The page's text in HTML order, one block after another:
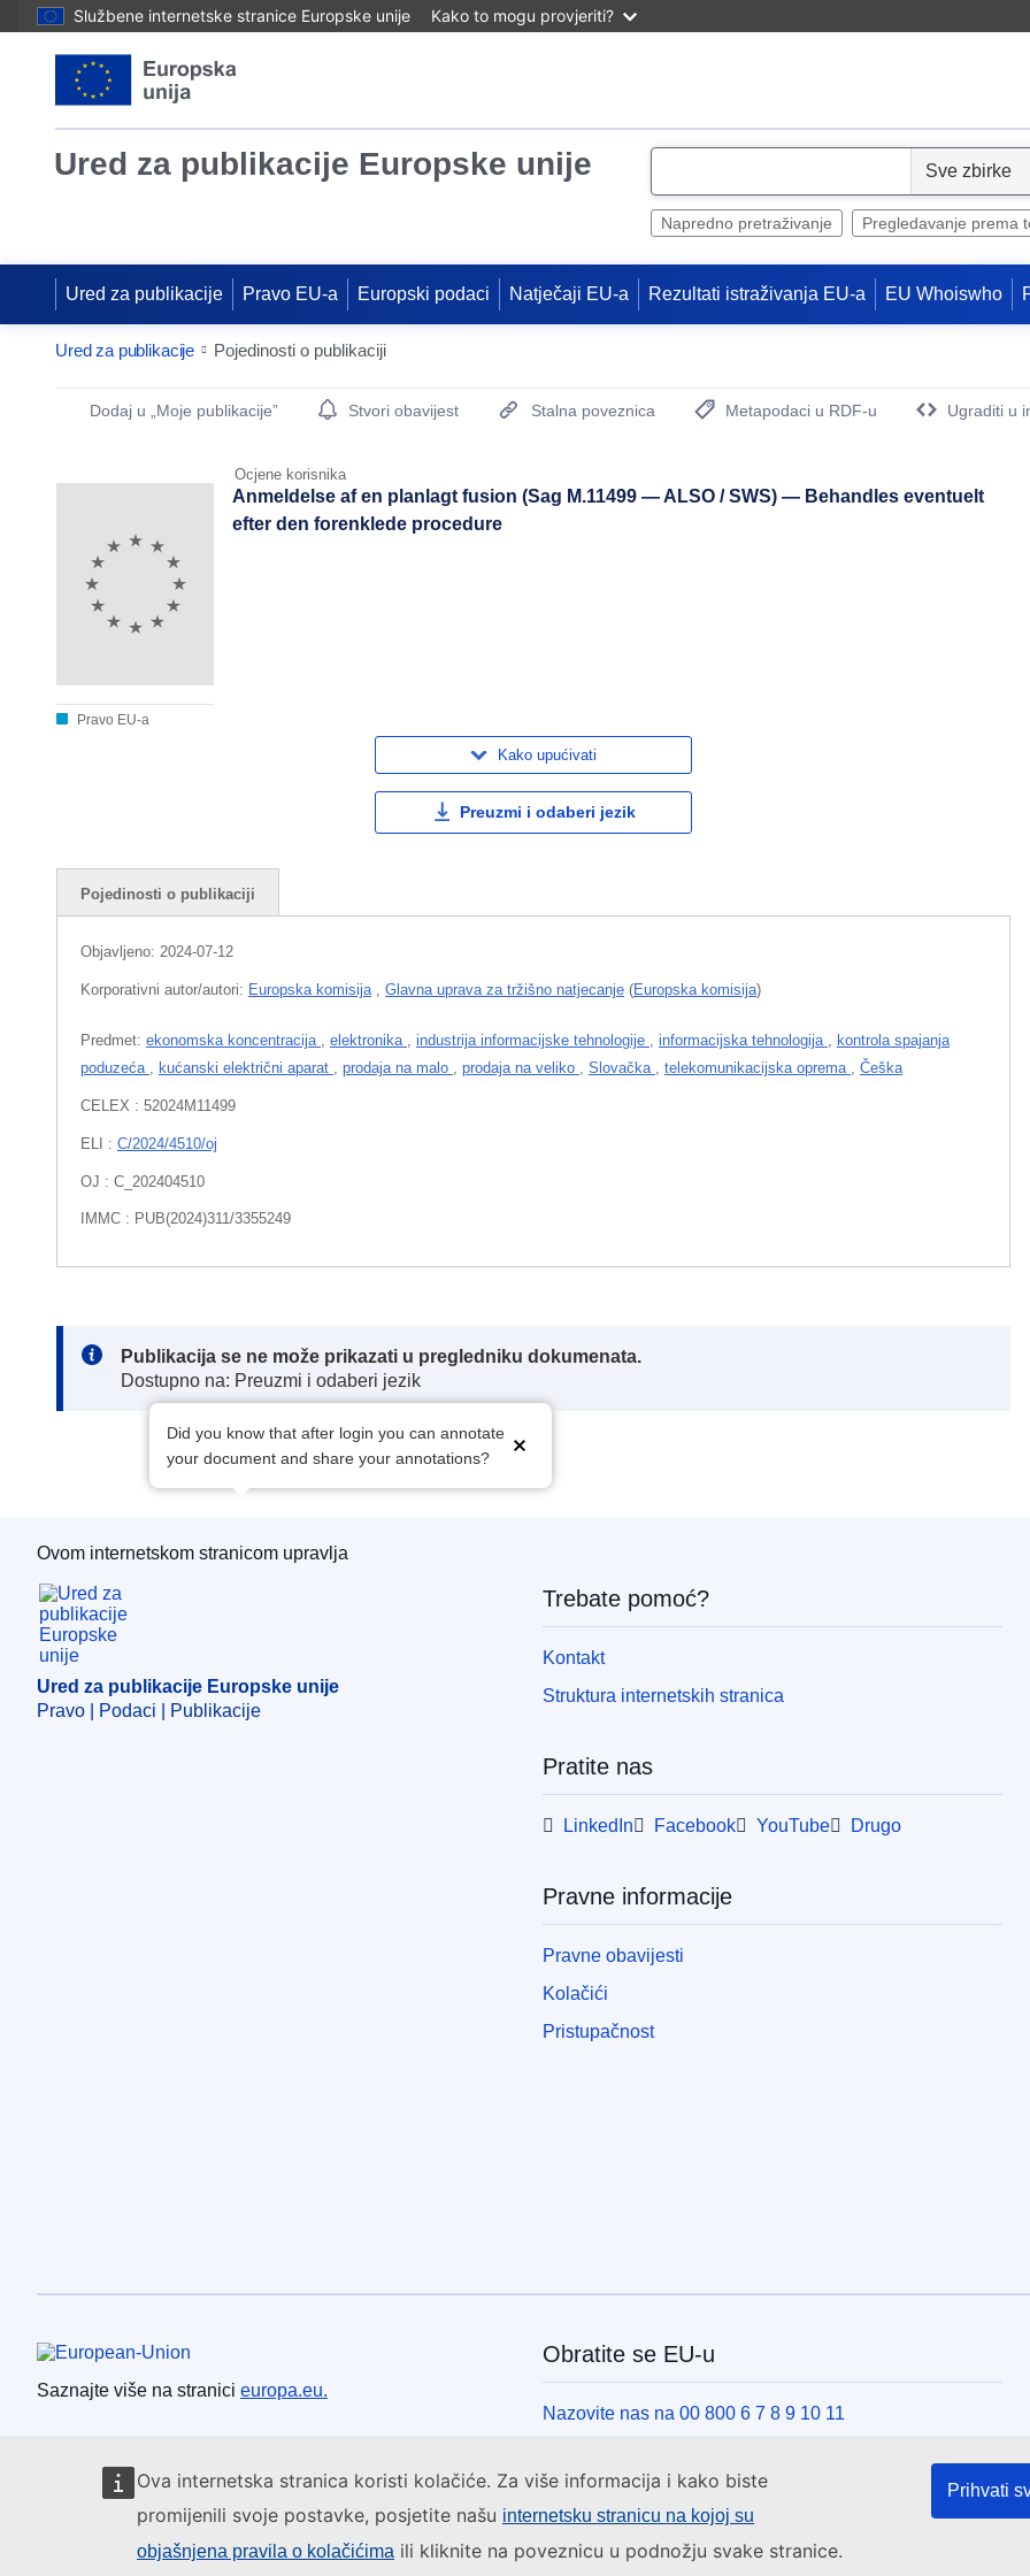
Službene internetske stranice Europske unije Kako to mogu provjeriti?
Ova internetska stranica koristi kolačiće. Za više informacija i kako biste
promijenili svoje postavke, posjetite našu internetsku stranicu na kojoj su
objašnjena pravila o kolačićima ili kliknite na poveznicu u podnožju svake stranice.
Prihvati
Ured za publikacije Europske unije
e
Napredno pretraživanje Pregledavanje prema
Ured za publikacije Pravo EU-a Europski podaci Natječaji EU-a Rezultati istraživanja EU-a EU Whoiswho
Ured za publikacije Pojedinosti o publikaciji
Publication Detail Actions Portlet
Dodaj u „Moje publikacije” Stvori obavijest Stalna poveznica
Metapodaci u RDF-u
Ugraditi u
Ocjene korisnika
Pravo EU-a
Anmeldelse af en planlagt fusion (Sag M.11499 — ALSO / SWS) — Behandles eventuelt
efter den forenklede procedure
Kako upućivati
Preuzmi i odaberi jezik
Pojedinosti o publikaciji
Objavljeno: 2024-07-12
Korporativni autor/autori: Europska komisija Glavna uprava za tržišno natjecanje (Europska komisija)
Predmet: ekonomska koncentracija elektronika industrija informacijske tehnologije informacijska tehnologija
kontrola spajanja
poduzeća
kućanski električni aparat prodaja na malo prodaja na veliko Slovačka telekomunikacijska oprema Češka
CELEX : 52024M11499
ELI : C/2024/4510/oj
OJ : C_202404510
IMMC : PUB(2024)311/3355249
Note:
Publikacija se ne može prikazati u pregledniku dokumenata.
Dostupno na: Preuzmi i odaberi jezik
Did you know that after login you can annotate
your document and share your annotations?
Ured za publikacije Europske unije
Ovom internetskom stranicom upravlja
Ured za publikacije Europske unije
Pravo | Podaci | Publikacije
Trebate pomoć?
Kontakt
Struktura internetskih stranica
Pratite nas
LinkedIn Facebook YouTube Drugo
Pravne informacije
Pravne obavijesti
Kolačići
Pristupačnost
Europska unija
Saznajte više na stranici europa.eu.
Obratite se EU-u
Nazovite nas na 00 800 6 7 8 9 10 11
Pišite nam služeći se našim obrascem za kontakt
Upoznajte nas u jednom od centara EU-a